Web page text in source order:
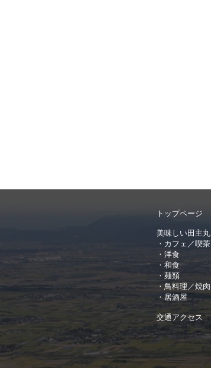
トップページ
美味しい田主丸
・カフェ／喫茶
・洋食
・和食
・麺類
・鳥料理／焼肉
・居酒屋
交通アクセス